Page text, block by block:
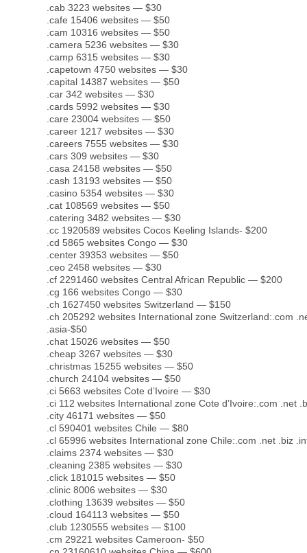
.cab 3223 websites — $30
.cafe 15406 websites — $50
.cam 10316 websites — $50
.camera 5236 websites — $30
.camp 6315 websites — $30
.capetown 4750 websites — $30
.capital 14387 websites — $50
.car 342 websites — $30
.cards 5992 websites — $30
.care 23004 websites — $50
.career 1217 websites — $30
.careers 7555 websites — $30
.cars 309 websites — $30
.casa 24158 websites — $50
.cash 13193 websites — $50
.casino 5354 websites — $30
.cat 108569 websites — $50
.catering 3482 websites — $30
.cc 1920589 websites Cocos Keeling Islands- $200
.cd 5865 websites Congo — $30
.center 39353 websites — $50
.ceo 2458 websites — $30
.cf 2291460 websites Central African Republic — $200
.cg 166 websites Congo — $30
.ch 1627450 websites Switzerland — $150
.ch 205292 websites International zone Switzerland:.com
.asia-$50
.chat 15026 websites — $50
.cheap 3267 websites — $30
.christmas 15255 websites — $50
.church 24104 websites — $50
.ci 5663 websites Cote d’Ivoire — $30
.ci 112 websites International zone Cote d’Ivoire:.com .net
.city 46171 websites — $50
.cl 590401 websites Chile — $80
.cl 65996 websites International zone Chile:.com .net .biz
.claims 2374 websites — $30
.cleaning 2385 websites — $30
.click 181015 websites — $50
.clinic 8006 websites — $30
.clothing 13639 websites — $50
.cloud 164113 websites — $50
.club 1230555 websites — $100
.cm 29221 websites Cameroon- $50